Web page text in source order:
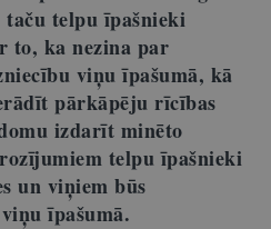
telpu īpašnieki
to, ka nezina par
viņu īpašumā, kā
pārkāpēju rīcības
izdarīt minēto
telpu īpašnieki
un viņiem būs
īpašumā.